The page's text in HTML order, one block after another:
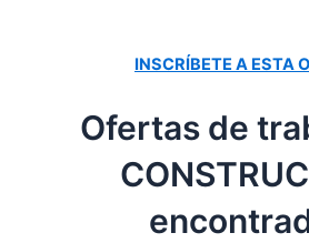
INSCRÍBETE A ESTA
Ofertas de